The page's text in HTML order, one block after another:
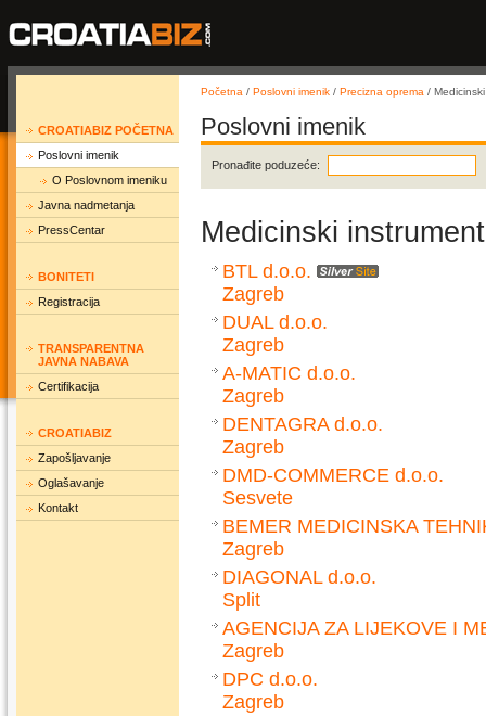
CROATIABIZ POČETNA
Poslovni imenik
O Poslovnom imeniku
Javna nadmetanja
PressCentar
BONITETI
Registracija
TRANSPARENTNA
JAVNA NABAVA
Certifikacija
CROATIABIZ
Zapošljavanje
Oglašavanje
Kontakt
Početna / Poslovni imenik / Precizna oprema /
Poslovni imenik
Pronađite poduzeće:
Medicinski
BTL d.o.o.
Zagreb
DUAL d.o.o.
Zagreb
A-MATIC d.o.o.
Zagreb
DENTAGRA d.o.o.
Zagreb
DMD-COMMERCE d.o.o.
Sesvete
BEMER MEDICINSKA
Zagreb
DIAGONAL d.o.o.
Split
AGENCIJA ZA LIJEKOVE I
Zagreb
DPC d.o.o.
Zagreb